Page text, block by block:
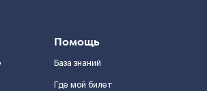
Помощь
База знаний
Где мой билет